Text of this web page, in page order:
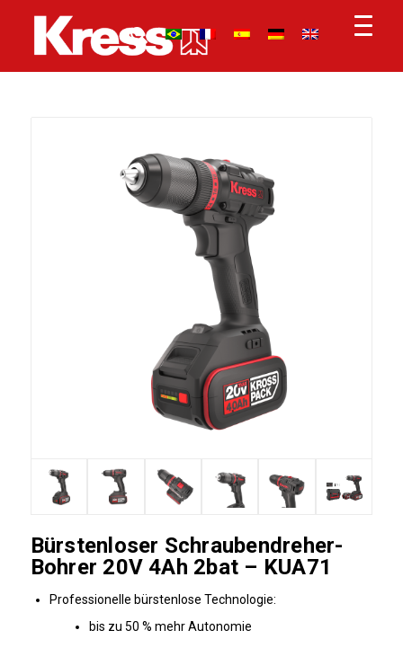
Bürstenloser Schraubendreher-
Bohrer 20V 4Ah 2bat – KUA71
Professionelle bürstenlose Technologie:
bis zu 50 % mehr Autonomie